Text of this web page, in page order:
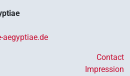
aegyptiae.de
Contact
Impression